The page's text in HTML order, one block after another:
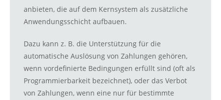
anbieten, die auf dem Kernsystem als zusätzliche
Anwendungsschicht aufbauen.
Dazu kann z. B. die Unterstützung für die
automatische Auslösung von Zahlungen gehören,
wenn vordefinierte Bedingungen erfüllt sind (oft als
Programmierbarkeit bezeichnet), oder das Verbot
von Zahlungen, wenn eine nur für bestimmte